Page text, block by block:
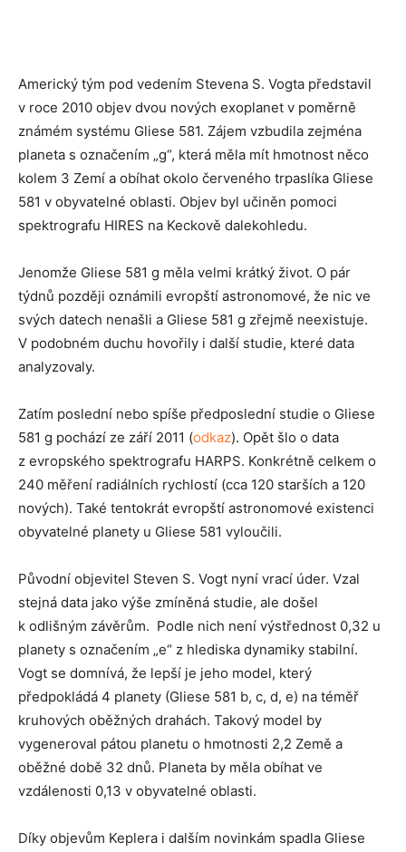
Americký tým pod vedením Stevena S. Vogta představil
v roce 2010 objev dvou nových exoplanet v poměrně
známém systému Gliese 581. Zájem vzbudila zejména
planeta s označením „g“, která měla mít hmotnost něco
kolem 3 Zemí a obíhat okolo červeného trpaslíka Gliese
581 v obyvatelné oblasti. Objev byl učiněn pomoci
spektrografu HIRES na Keckově dalekohledu.
Jenomže Gliese 581 g měla velmi krátký život. O pár
týdnů později oznámili evropští astronomové, že nic ve
svých datech nenašli a Gliese 581 g zřejmě neexistuje.
V podobném duchu hovořily i další studie, které data
analyzovaly.
Zatím poslední nebo spíše předposlední studie o Gliese
581 g pochází ze září 2011 (odkaz). Opět šlo o data
z evropského spektrografu HARPS. Konkrétně celkem o
240 měření radiálních rychlostí (cca 120 starších a 120
nových). Také tentokrát evropští astronomové existenci
obyvatelné planety u Gliese 581 vyloučili.
Původní objevitel Steven S. Vogt nyní vrací úder. Vzal
stejná data jako výše zmíněná studie, ale došel
k odlišným závěrům. Podle nich není výstřednost 0,32 u
planety s označením „e“ z hlediska dynamiky stabilní.
Vogt se domnívá, že lepší je jeho model, který
předpokládá 4 planety (Gliese 581 b, c, d, e) na téměř
kruhových oběžných drahách. Takový model by
vygeneroval pátou planetu o hmotnosti 2,2 Země a
oběžné době 32 dnů. Planeta by měla obíhat ve
vzdálenosti 0,13 v obyvatelné oblasti.
Díky objevům Keplera i dalším novinkám spadla Gliese